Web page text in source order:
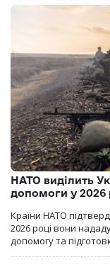
НАТО виділить
допомоги у 2026
Країни НАТО
2026 році вони
допомогу та